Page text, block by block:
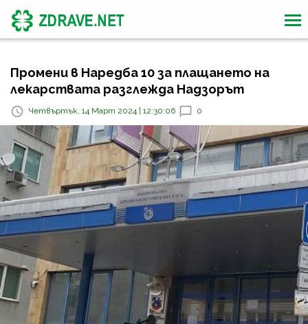
Промени в Наредба 10 за плащането на
лекарствата разглежда Надзорът
Четвъртък, 14 Март 2024 | 12:30:06 0